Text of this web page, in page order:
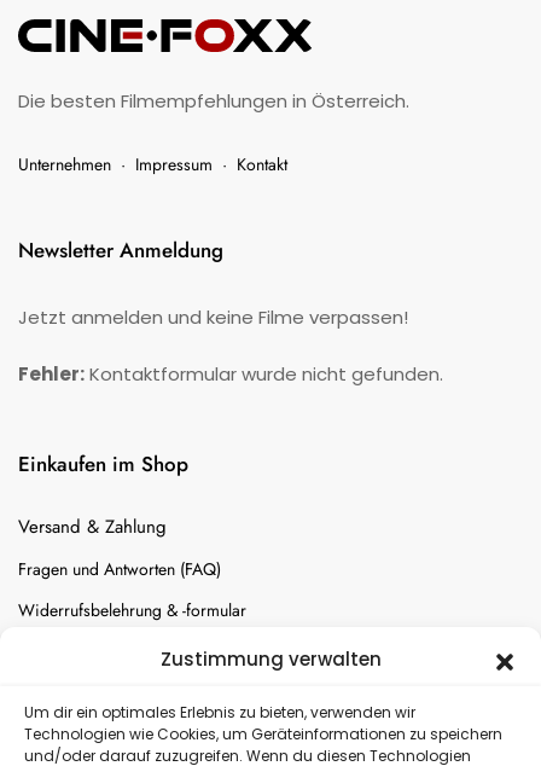
Zustimmung verwalten
Um dir ein optimales Erlebnis zu bieten, verwenden wir
Technologien wie Cookies, um Geräteinformationen zu speichern
und/oder darauf zuzugreifen. Wenn du diesen Technologien
Die besten Filmempfehlungen in Österreich.
Unternehmen · Impressum · Kontakt
Newsletter Anmeldung
Jetzt anmelden und keine Filme verpassen!
Fehler:Kontaktformular wurde nicht gefunden.
Einkaufen im Shop
Versand & Zahlung
Fragen und Antworten (FAQ)
Widerrufsbelehrung & -formular
Batterien-Entsorgung